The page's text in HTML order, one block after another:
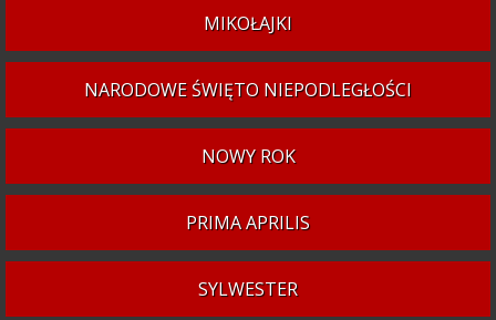
MIKOŁAJKI
NARODOWE ŚWIĘTO NIEPODLEGŁOŚCI
NOWY ROK
PRIMA APRILIS
SYLWESTER